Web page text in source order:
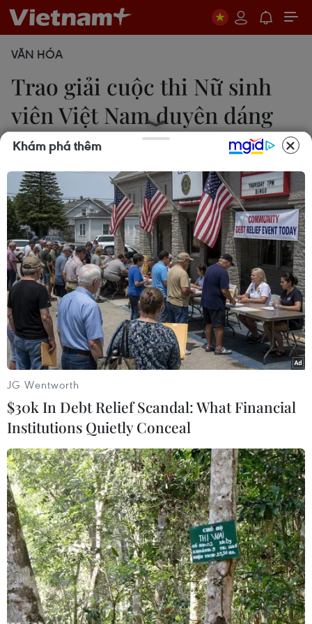
VĂN HÓA
Trao giải cuộc thi Nữ sinh
viên Việt Nam duyên dáng
2016
Thu Hoài
11/12/2016 01:59
Tối 10/12, tại Nhà hát Hòa Bình, TP.HCM, Ban tổ
chức trao giải nhất-Hoa khôi cho thí sinh Đặng Thị
Thu Hồng, Trường Cao đẳng Thương mại Đà
Nẵng, với giải thưởng 200 triệu đồng, vương miện.
Các thí sinh đạt giải cao tại đêm chung kết cuộc thi nữ sinh viên
Việt Nam duyên dáng 2016. (Ảnh: An Hiếu/TTXVN)
Tối 10/12, tại Nhà hát Hòa Bình của Thành phố
Hồ Chí Minh diễn ra đêm chung kết xếp hạng
Khám phá thêm
JG Wentworth
$30k In Debt Relief Scandal: What Financial
Institutions Quietly Conceal